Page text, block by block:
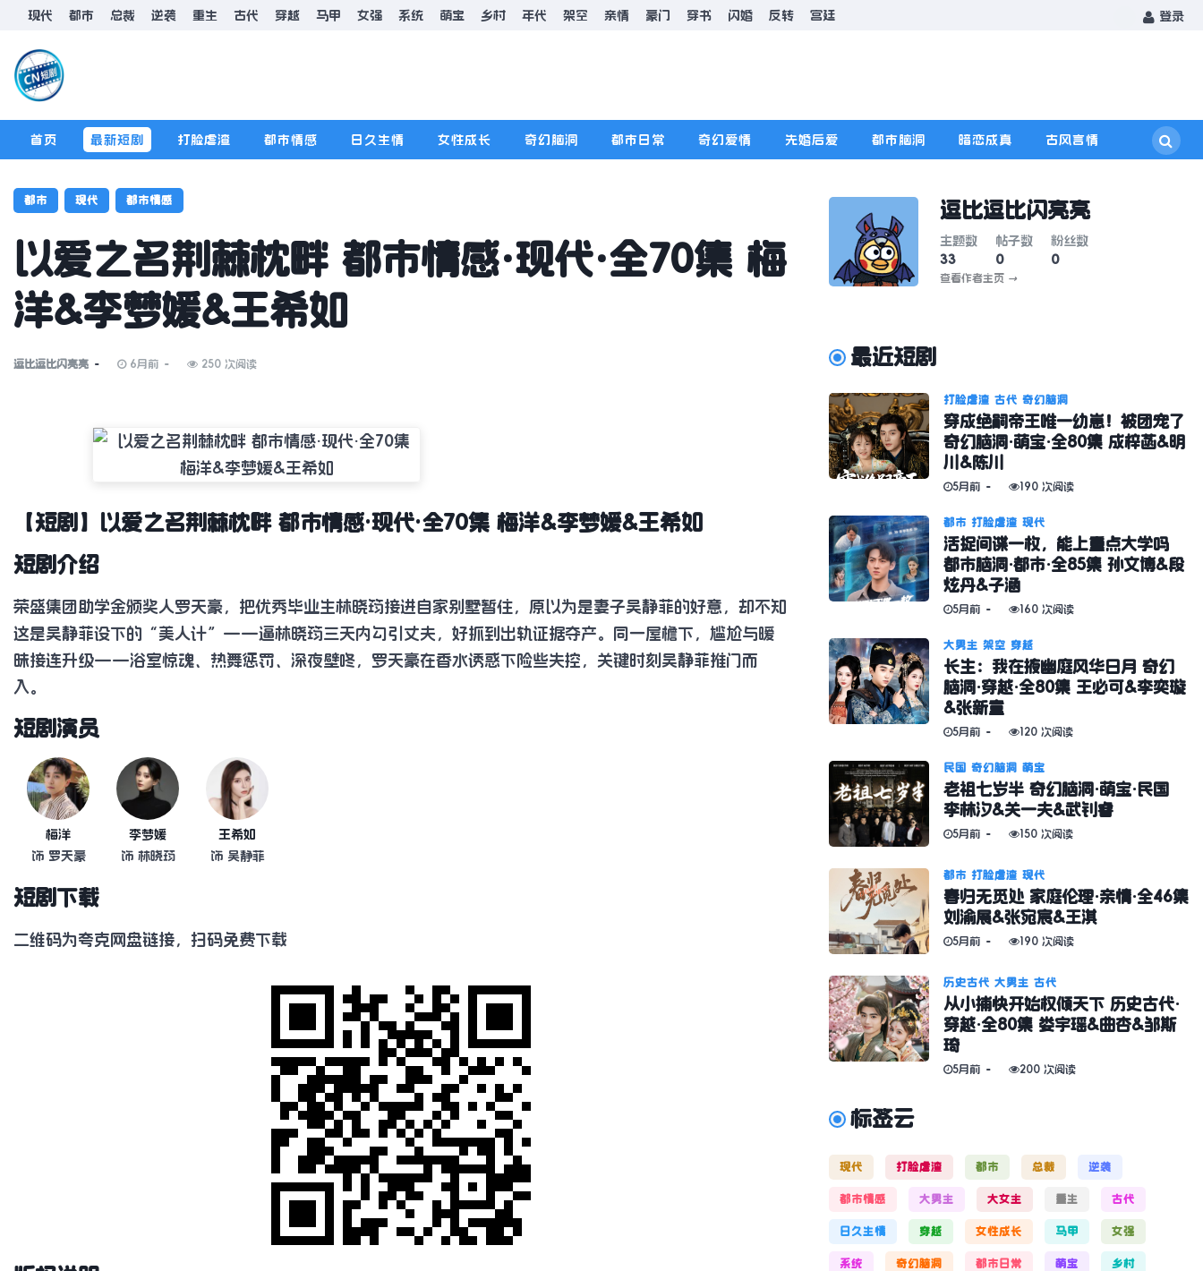
现代 都市 总裁 逆袭 重生 古代 穿越 马甲 女强 系统 萌宝 乡村 年代 架空 亲情 豪门 穿书 闪婚 反转 宫廷 登录
首页 最新短剧 打脸虐渣 都市情感 日久生情 女性成长 奇幻脑洞 都市日常 奇幻爱情 先婚后爱 都市脑洞 暗恋成真 古风言情
排行榜 版规
都市 现代 都市情感
以爱之名荆棘枕畔 都市情感·现代·全70集 梅
洋&李梦媛&王希如
逗比逗比闪亮亮 6月前 250 次阅读
【短剧】以爱之名荆棘枕畔 都市情感·现代·全70集 梅洋&李梦媛&王希如
短剧介绍
荣盛集团助学金颁奖人罗天豪，把优秀毕业生林晓筠接进自家别墅暂住，原以为是妻子吴静菲的好意，却不知
这是吴静菲设下的“美人计”——逼林晓筠三天内勾引丈夫，好抓到出轨证据夺产。同一屋檐下，尴尬与暧
昧接连升级——浴室惊魂、热舞惩罚、深夜壁咚，罗天豪在香水诱惑下险些失控，关键时刻吴静菲推门而
入。
短剧演员
梅洋
饰 罗天豪
李梦媛
饰 林晓筠
王希如
饰 吴静菲
短剧下载
二维码为夸克网盘链接，扫码免费下载
逗比逗比闪亮亮
主题数
33
帖子数
0
粉丝数
0
查看作者主页 →
最近短剧
打脸虐渣 古代 奇幻脑洞
穿成绝嗣帝王唯一幼崽！被团宠了
奇幻脑洞·萌宝·全80集 成梓菡&明
川&陈川
5月前 190 次阅读
都市 打脸虐渣 现代
活捉间谍一枚，能上重点大学吗
都市脑洞·都市·全85集 孙文博&段
炫丹&子涵
5月前 160 次阅读
大男主 架空 穿越
长生：我在掖幽庭风华日月 奇幻
脑洞·穿越·全80集 王必可&李奕璇
&张新童
5月前 120 次阅读
民国 奇幻脑洞 萌宝
老祖七岁半 奇幻脑洞·萌宝·民国
李林汐&关一夫&武钊睿
5月前 150 次阅读
都市 打脸虐渣 现代
春归无觅处 家庭伦理·亲情·全46集
刘渝展&张宛宸&王淇
5月前 190 次阅读
历史古代 大男主 古代
从小捕快开始权倾天下 历史古代·
穿越·全80集 娄宇瑶&曲杏&邹斯
琦
5月前 200 次阅读
标签云
现代 打脸虐渣 都市 总裁 逆袭
都市情感 大男主 大女主 重生 古代
日久生情 穿越 女性成长 马甲 女强
系统 奇幻脑洞 都市日常 萌宝 乡村